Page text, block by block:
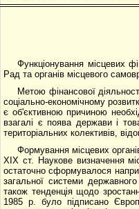
Функціонування місцевих
Рад та органів місцевого
Метою фінансової
соціально-економічному
є об'єктивною причиною
взагалі є поява держави і
територіальних колективів,
Формування місцевих
XIX ст. Наукове визначення
остаточно сформувалося
загальної системи
також тенденція щодо
1985 р. було підписано